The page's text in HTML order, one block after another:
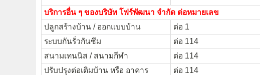
บริการอื่น ๆ ของบริษัท โฟร์พัฒนา จำกัด ต่อหมายเลข
ปลูกสร้างบ้าน / ออกแบบบ้าน
ต่อ 1
ระบบกันรั่วกันซึม
ต่อ 114
สนามเทนนิส / สนามกีฬา
ต่อ 114
ปรับปรุงต่อเติมบ้าน หรือ อาคาร
ต่อ 114